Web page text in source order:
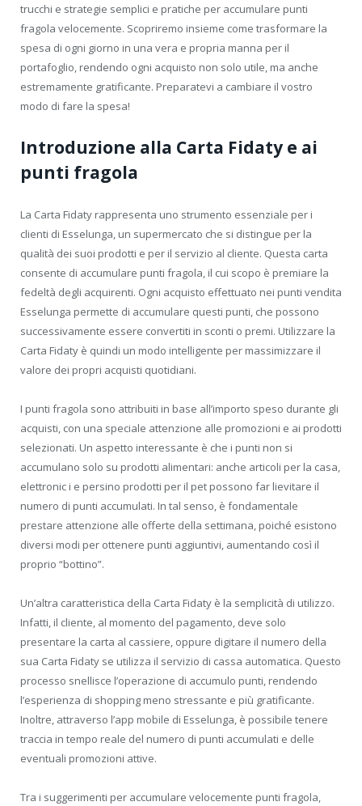
trucchi e strategie semplici e pratiche per accumulare punti
fragola velocemente. Scopriremo insieme come trasformare la
spesa di ogni giorno in una vera e propria manna per il
portafoglio, rendendo ogni acquisto non solo utile, ma anche
estremamente gratificante. Preparatevi a cambiare il vostro
modo di fare la spesa!
Introduzione alla Carta Fidaty e ai
punti fragola
La Carta Fidaty rappresenta uno strumento essenziale per i
clienti di Esselunga, un supermercato che si distingue per la
qualità dei suoi prodotti e per il servizio al cliente. Questa carta
consente di accumulare punti fragola, il cui scopo è premiare la
fedeltà degli acquirenti. Ogni acquisto effettuato nei punti vendita
Esselunga permette di accumulare questi punti, che possono
successivamente essere convertiti in sconti o premi. Utilizzare la
Carta Fidaty è quindi un modo intelligente per massimizzare il
valore dei propri acquisti quotidiani.
I punti fragola sono attribuiti in base all’importo speso durante gli
acquisti, con una speciale attenzione alle promozioni e ai prodotti
selezionati. Un aspetto interessante è che i punti non si
accumulano solo su prodotti alimentari: anche articoli per la casa,
elettronic i e persino prodotti per il pet possono far lievitare il
numero di punti accumulati. In tal senso, è fondamentale
prestare attenzione alle offerte della settimana, poiché esistono
diversi modi per ottenere punti aggiuntivi, aumentando così il
proprio “bottino”.
Un’altra caratteristica della Carta Fidaty è la semplicità di utilizzo.
Infatti, il cliente, al momento del pagamento, deve solo
presentare la carta al cassiere, oppure digitare il numero della
sua Carta Fidaty se utilizza il servizio di cassa automatica. Questo
processo snellisce l’operazione di accumulo punti, rendendo
l’esperienza di shopping meno stressante e più gratificante.
Inoltre, attraverso l’app mobile di Esselunga, è possibile tenere
traccia in tempo reale del numero di punti accumulati e delle
eventuali promozioni attive.
Tra i suggerimenti per accumulare velocemente punti fragola,